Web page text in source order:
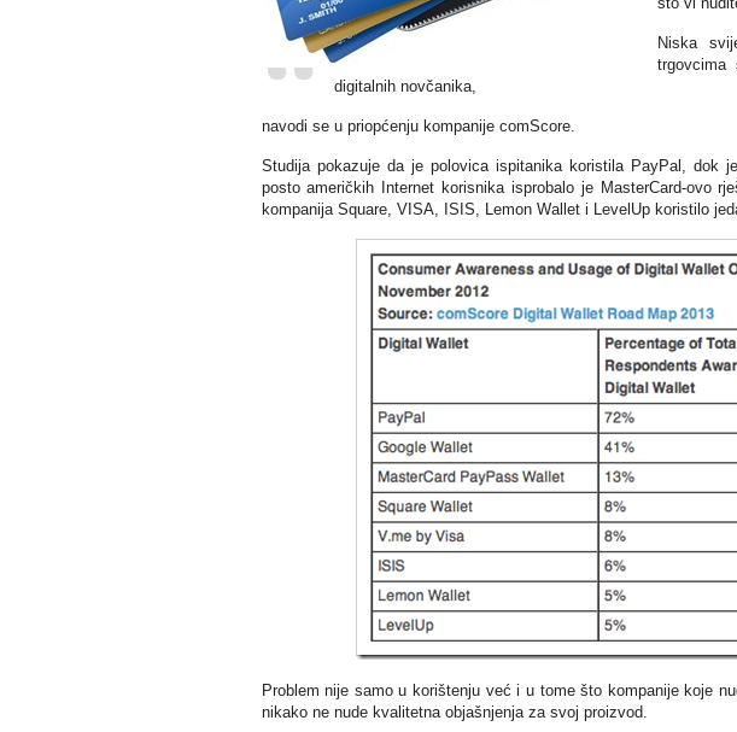
Niska
trgovcima
digitalnih novčanika,
navodi se u priopćenju kompanije comScore.
Studija pokazuje da je polovica ispitanika koristila PayPal, dok
posto američkih Internet korisnika isprobalo je MasterCard-ovo
kompanija Square, VISA, ISIS, Lemon Wallet i LevelUp koristilo
Problem nije samo u korištenju već i u tome što kompanije koje
nikako ne nude kvalitetna objašnjenja za svoj proizvod.